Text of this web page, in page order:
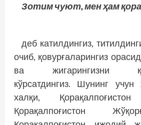
Зотим чуют, мен ҳам
деб катилдингиз,
очиб, қовурғаларингиз
ва жигарингизни
кўрсатдингиз. Шунинг учун
халқи, Қорақалпоғистон
Қорақалпоғис­тон